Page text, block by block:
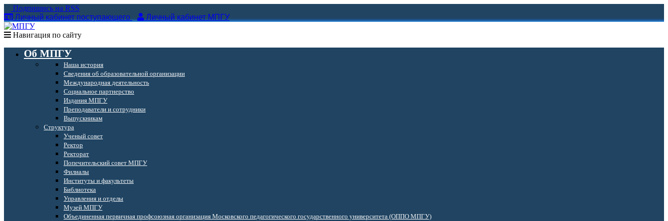
Подпишись на RSS
Личный кабинет поступающего
Личный кабинет МПГУ
Навигация по сайту
Об МПГУ
Наша история
Сведения об образовательной организации
Международная деятельность
Социальное партнерство
Издания МПГУ
Преподаватели и сотрудники
Выпускникам
Структура
Ученый совет
Ректор
Ректорат
Попечительский совет МПГУ
Филиалы
Институты и факультеты
Библиотека
Управления и отделы
Музей МПГУ
Объединенная первичная профсоюзная организация Московского педагогического государственного университета (ОППО МПГУ)